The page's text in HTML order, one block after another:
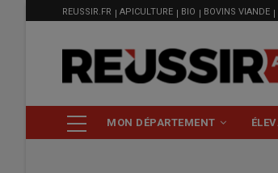
MENU
FILIÈRE
REUSSIR.FR APICULTURE BIO BOVINS VIANDE
PRINCIPALEMON DÉPARTEMENT